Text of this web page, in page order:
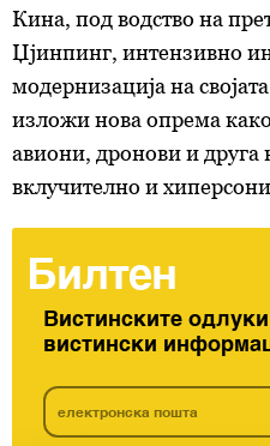
Кина, под водство на
Џјинпинг, интензивно
модернизација на
изложи нова опрема
авиони, дронови и друга
вклучително и
Билтен
Вистинските
вистински